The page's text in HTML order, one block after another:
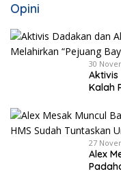
Opini
30
Kalah
27
Alex